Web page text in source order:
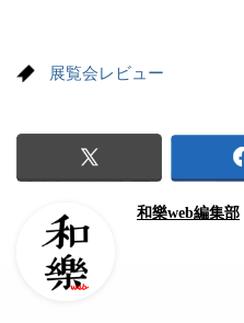
展覧会レビュー
和樂web編集部